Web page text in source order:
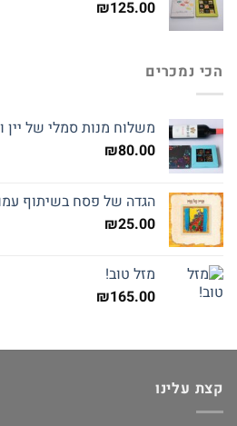
₪125.00
הכי נמכרים
משלוח מנות סמלי של יין
₪80.00
הגדה של פסח בשיתוף
₪25.00
מזל טוב!
₪165.00
קצת עלינו